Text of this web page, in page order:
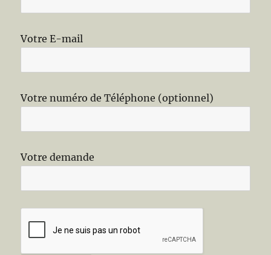
Votre E-mail
Votre numéro de Téléphone (optionnel)
Votre demande